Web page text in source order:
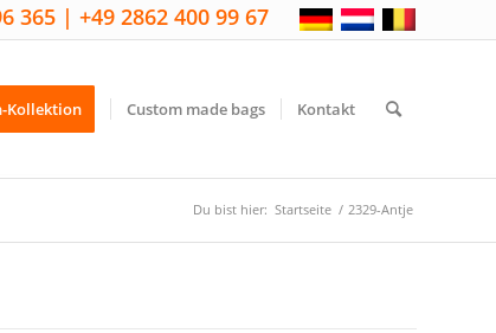
365 | +49 2862 400 99 67
Kollektion Custom made bags Kontakt
Du bist hier: Startseite / 2329-Antje